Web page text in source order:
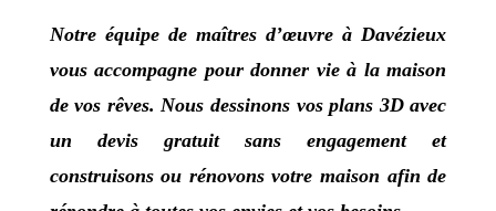
Notre équipe de maîtres d’œuvre à Davézieux
vous accompagne pour donner vie à la maison
de vos rêves. Nous dessinons vos plans 3D avec
un devis gratuit sans engagement et
construisons ou rénovons votre maison afin de